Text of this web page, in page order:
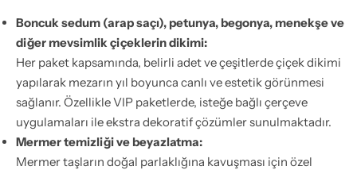
Boncuk sedum (arap saçı), petunya, begonya, menekşe ve
diğer mevsimlik çiçeklerin dikimi:
Her paket kapsamında, belirli adet ve çeşitlerde çiçek dikimi
yapılarak mezarın yıl boyunca canlı ve estetik görünmesi
sağlanır. Özellikle VIP paketlerde, isteğe bağlı çerçeve
uygulamaları ile ekstra dekoratif çözümler sunulmaktadır.
Mermer temizliği ve beyazlatma:
Mermer taşların doğal parlaklığına kavuşması için özel